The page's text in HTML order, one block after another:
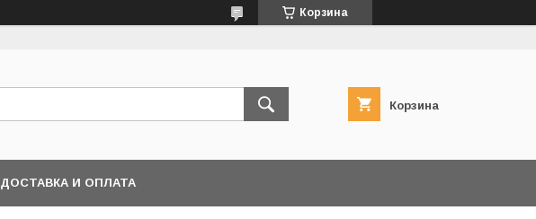
Корзина
Корзина
ДОСТАВКА И ОПЛАТА